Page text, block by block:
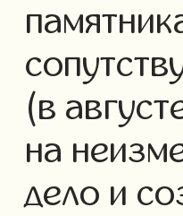
(в
на
дело и